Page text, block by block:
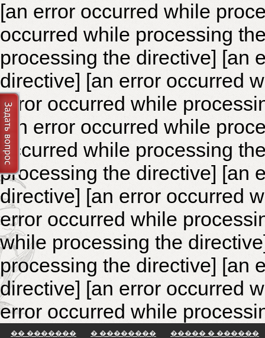
[an error occurred while
occurred while processing
processing the directive] [an
directive] [an error occurred
error occurred while
[an error occurred while
occurred while processing
processing the directive] [an
directive] [an error occurred
error occurred while
while processing the
processing the directive] [an
directive] [an error occurred
error occurred while
�� ������� � ��������
����� � ������